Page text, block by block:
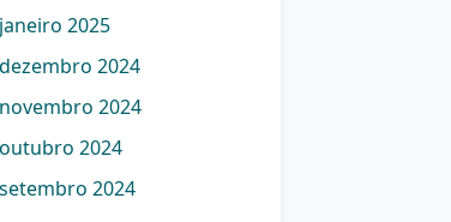
janeiro 2025
dezembro 2024
novembro 2024
outubro 2024
setembro 2024